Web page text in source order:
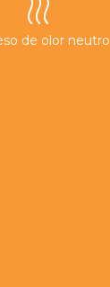
de olor neutro